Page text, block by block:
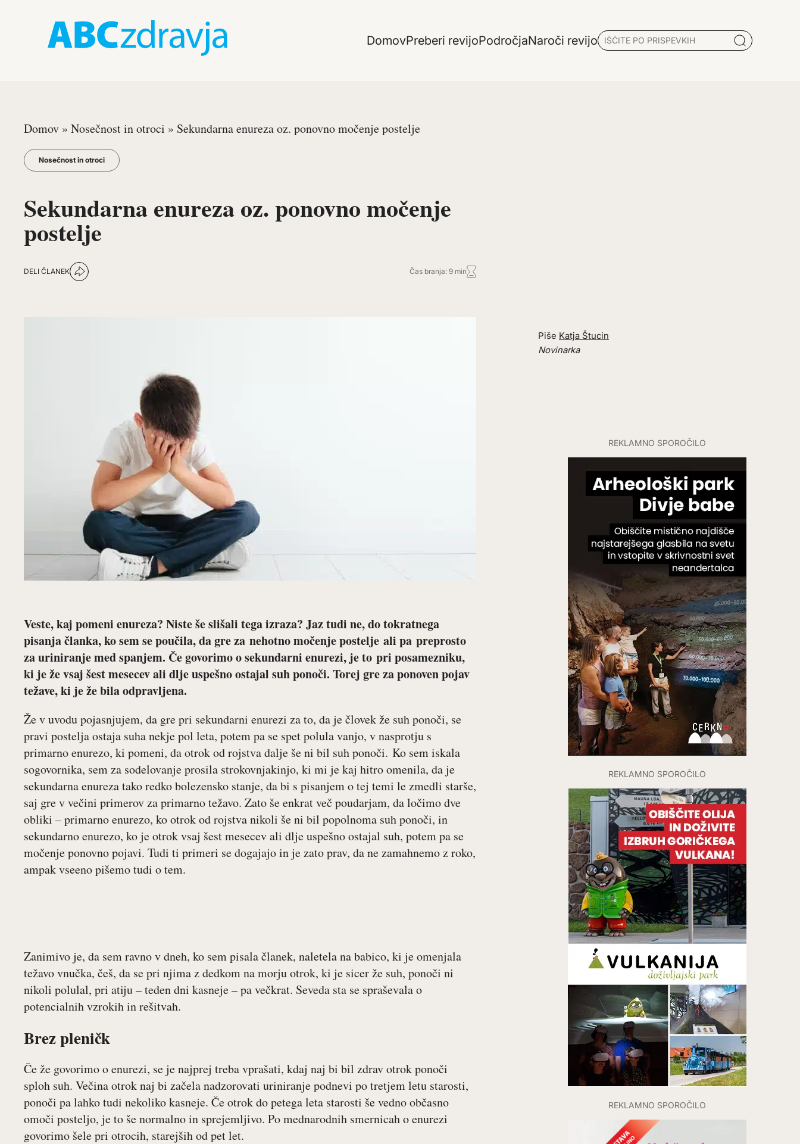
DomovPreberi revijoPodročjaNaroči revijo
Domov » Nosečnost in otroci » Sekundarna enureza oz. ponovno močenje postelje
Nosečnost in otroci
Sekundarna enureza oz. ponovno močenje
postelje
DELI ČLANEK Čas branja: 9 min
Veste, kaj pomeni enureza? Niste še slišali tega izraza? Jaz tudi ne, do tokratnega
pisanja članka, ko sem se poučila, da gre za nehotno močenje postelje ali pa preprosto
za uriniranje med spanjem. Če govorimo o sekundarni enurezi, je to pri posamezniku,
ki je že vsaj šest mesecev ali dlje uspešno ostajal suh ponoči. Torej gre za ponoven pojav
težave, ki je že bila odpravljena.
Že v uvodu pojasnjujem, da gre pri sekundarni enurezi za to, da je človek že suh ponoči, se
pravi postelja ostaja suha nekje pol leta, potem pa se spet polula vanjo, v nasprotju s
primarno enurezo, ki pomeni, da otrok od rojstva dalje še ni bil suh ponoči. Ko sem iskala
sogovornika, sem za sodelovanje prosila strokovnjakinjo, ki mi je kaj hitro omenila, da je
sekundarna enureza tako redko bolezensko stanje, da bi s pisanjem o tej temi le zmedli starše,
saj gre v večini primerov za primarno težavo. Zato še enkrat več poudarjam, da ločimo dve
obliki – primarno enurezo, ko otrok od rojstva nikoli še ni bil popolnoma suh ponoči, in
sekundarno enurezo, ko je otrok vsaj šest mesecev ali dlje uspešno ostajal suh, potem pa se
močenje ponovno pojavi. Tudi ti primeri se dogajajo in je zato prav, da ne zamahnemo z roko,
ampak vseeno pišemo tudi o tem.
Zanimivo je, da sem ravno v dneh, ko sem pisala članek, naletela na babico, ki je omenjala
težavo vnučka, češ, da se pri njima z dedkom na morju otrok, ki je sicer že suh, ponoči ni
nikoli polulal, pri atiju – teden dni kasneje – pa večkrat. Seveda sta se spraševala o
potencialnih vzrokih in rešitvah.
Brez pleničk
Če že govorimo o enurezi, se je najprej treba vprašati, kdaj naj bi bil zdrav otrok ponoči
sploh suh. Večina otrok naj bi začela nadzorovati uriniranje podnevi po tretjem letu starosti,
ponoči pa lahko tudi nekoliko kasneje. Če otrok do petega leta starosti še vedno občasno
omoči posteljo, je to še normalno in sprejemljivo. Po mednarodnih smernicah o enurezi
govorimo šele pri otrocih, starejših od pet let.
Piše Katja Štucin
Novinarka
REKLAMNO SPOROČILO
REKLAMNO SPOROČILO
REKLAMNO SPOROČILO